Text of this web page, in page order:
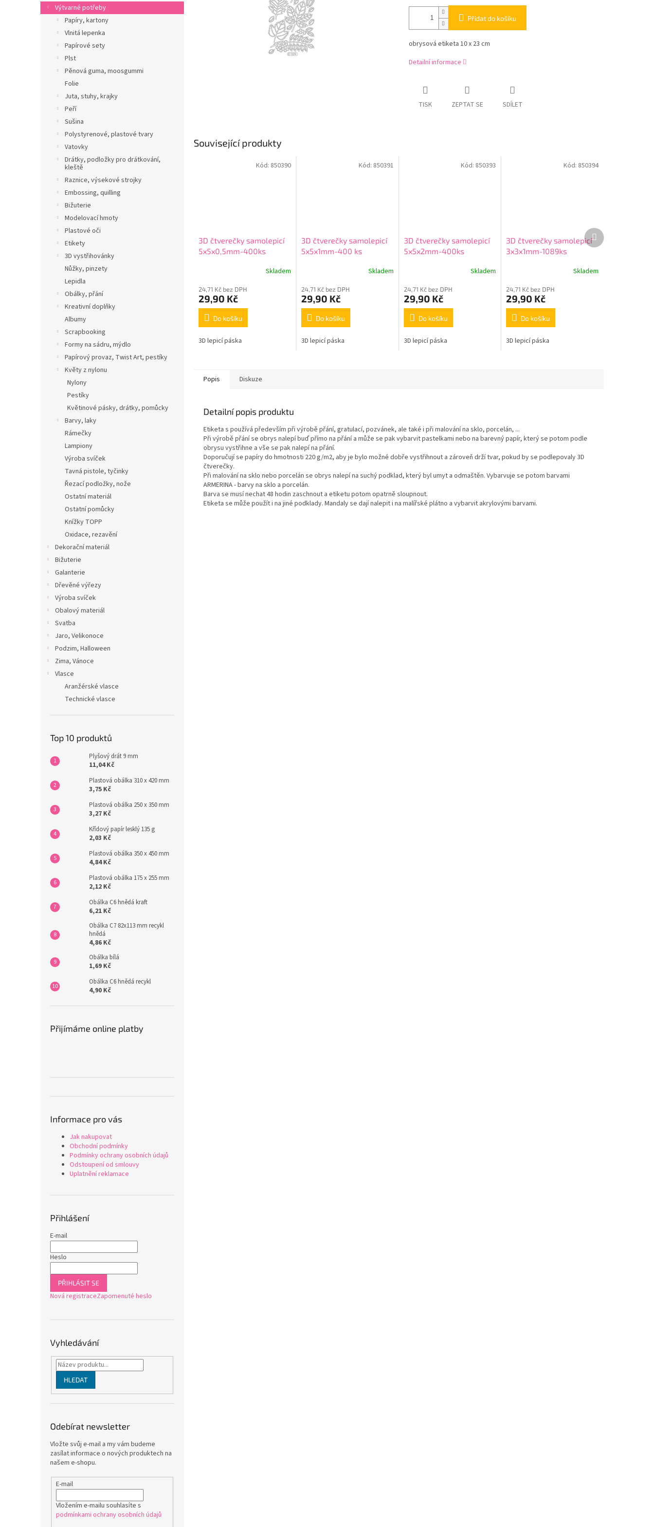
n
e
Výtvarné potřeby
Papíry, kartony
Vlnitá lepenka
Papírové sety
Plst
Pěnová guma, moosgummi
Folie
Juta, stuhy, krajky
Peří
Sušina
Polystyrenové, plastové tvary
Vatovky
Drátky, podložky pro drátkování,
kleště
Raznice, výsekové strojky
Embossing, quilling
Bižuterie
Modelovací hmoty
Plastové oči
Etikety
3D vystřihovánky
Nůžky, pinzety
Lepidla
Obálky, přání
Kreativní doplňky
Albumy
Scrapbooking
Formy na sádru, mýdlo
Papírový provaz, Twist Art, pestíky
Květy z nylonu
Nylony
Pestíky
Květinové pásky, drátky, pomůcky
Barvy, laky
Rámečky
Lampiony
Výroba svíček
Tavná pistole, tyčinky
Řezací podložky, nože
Ostatní materiál
Ostatní pomůcky
Knížky TOPP
Oxidace, rezavění
Dekorační materiál
Bižuterie
Galanterie
Dřevěné výřezy
Výroba svíček
Obalový materiál
Svatba
Jaro, Velikonoce
Podzim, Halloween
Zima, Vánoce
Vlasce
Aranžérské vlasce
Technické vlasce
Top 10 produktů
Plyšový drát 9 mm
11,04 Kč
Plastová obálka 310 x 420 mm
3,75 Kč
Plastová obálka 250 x 350 mm
3,27 Kč
Křídový papír lesklý 135 g
2,03 Kč
Plastová obálka 350 x 450 mm
4,84 Kč
Plastová obálka 175 x 255 mm
2,12 Kč
Obálka C6 hnědá kraft
6,21 Kč
Obálka C7 82x113 mm recykl
hnědá
4,86 Kč
Obálka bílá
1,69 Kč
Obálka C6 hnědá recykl
4,90 Kč
Přijímáme online platby
Informace pro vás
Jak nakupovat
Obchodní podmínky
Podmínky ochrany osobních údajů
Odstoupení od smlouvy
Uplatnění reklamace
Přihlášení
E-mail
Heslo
PŘIHLÁSIT SE
Nová registraceZapomenuté heslo
Vyhledávání
HLEDAT
Odebírat newsletter
Vložte svůj e-mail a my vám budeme
zasílat informace o nových produktech na
našem e-shopu.
E-mail
Vložením e-mailu souhlasíte s
podmínkami ochrany osobních údajů
Přidat do košíku
obrysová etiketa 10 x 23 cm
Detailní informace
TISK ZEPTAT SE SDÍLET
Související produkty
3D čtverečky samolepicí
5x5x0,5mm-400ks
Skladem
24,71 Kč bez DPH
29,90 Kč
Do košíku
3D lepicí páska
Kód: 850390
3D čtverečky samolepicí
5x5x1mm-400 ks
Skladem
24,71 Kč bez DPH
29,90 Kč
Do košíku
3D lepicí páska
Kód: 850391
3D čtverečky samolepicí
5x5x2mm-400ks
Skladem
24,71 Kč bez DPH
29,90 Kč
Do košíku
3D lepicí páska
Kód: 850393
3D čtverečky samolepicí
3x3x1mm-1089ks
Skladem
24,71 Kč bez DPH
29,90 Kč
Do košíku
3D lepicí páska
Kód: 850394
Další
produkt
Popis Diskuze
Detailní popis produktu
Etiketa s používá především při výrobě přání, gratulací, pozvánek, ale také i při malování na sklo, porcelán, ...
Při výrobě přání se obrys nalepí buď přímo na přání a může se pak vybarvit pastelkami nebo na barevný papír, který se potom podle
obrysu vystřihne a vše se pak nalepí na přání.
Doporučují se papíry do hmotnosti 220 g/m2, aby je bylo možné dobře vystřihnout a zároveň drží tvar, pokud by se podlepovaly 3D
čtverečky.
Při malování na sklo nebo porcelán se obrys nalepí na suchý podklad, který byl umyt a odmaštěn. Vybarvuje se potom barvami
ARMERINA - barvy na sklo a porcelán.
Barva se musí nechat 48 hodin zaschnout a etiketu potom opatrně sloupnout.
Etiketa se může použít i na jiné podklady. Mandaly se dají nalepit i na malířské plátno a vybarvit akrylovými barvami.